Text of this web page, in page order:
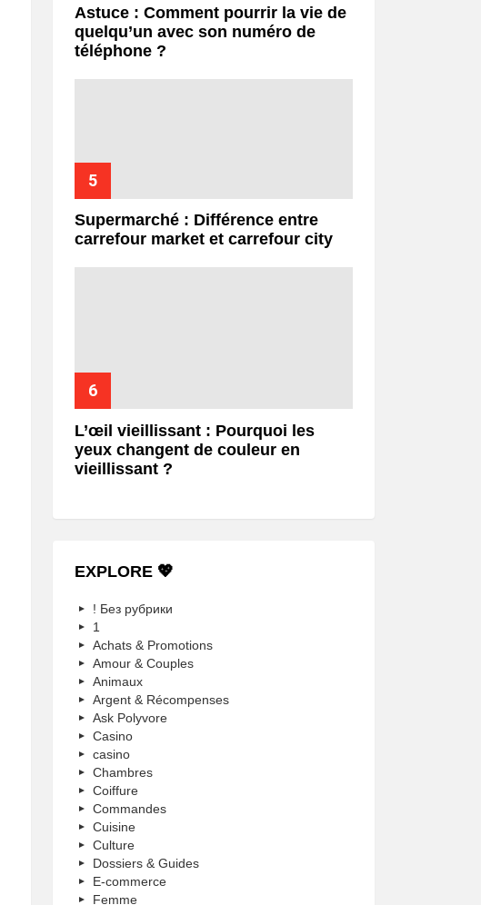
Astuce : Comment pourrir la vie de
quelqu’un avec son numéro de
téléphone ?
Supermarché : Différence entre
carrefour market et carrefour city
L’œil vieillissant : Pourquoi les
yeux changent de couleur en
vieillissant ?
EXPLORE 💖
! Без рубрики
1
Achats & Promotions
Amour & Couples
Animaux
Argent & Récompenses
Ask Polyvore
Casino
casino
Chambres
Coiffure
Commandes
Cuisine
Culture
Dossiers & Guides
E-commerce
Femme